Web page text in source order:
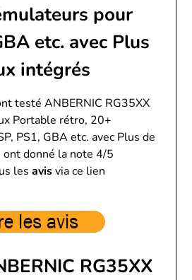
pour
etc. avec Plus
intégrés
testé ANBERNIC RG35XX
Portable rétro, 20+
PS1, GBA etc. avec Plus de
donné la note 4/5
lesavisvia ce lien
RG35XX